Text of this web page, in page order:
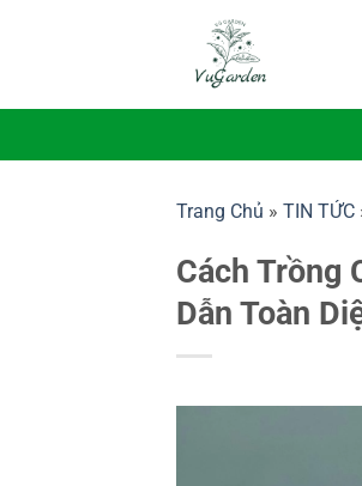
dung
Trang Chủ » TIN TỨC
Cách Trồng
Dẫn Toàn